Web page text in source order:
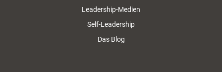
Leadership-Medien
Self-Leadership
Das Blog